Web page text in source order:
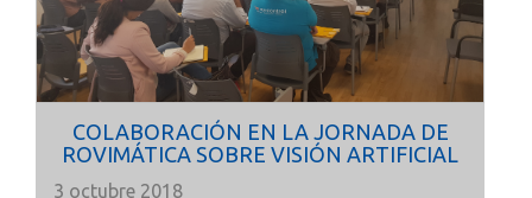
COLABORACIÓN EN LA JORNADA DE
ROVIMÁTICA SOBRE VISIÓN ARTIFICIAL
3 octubre 2018